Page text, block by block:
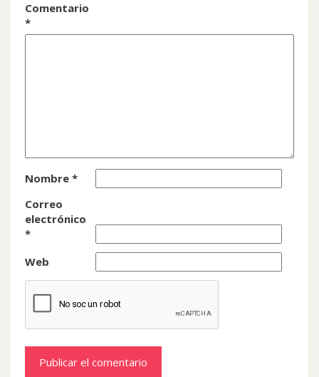
Comentario
*
Nombre *
Correo
electrónico
*
Web